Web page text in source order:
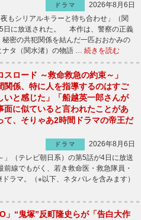
ドラマ
2026年8月6日
もシリアルキラーと待ち合わせ」（関
日に放送された。 本作は、警察の正義
密の共犯関係を結んだ一匹おおかみの
ナタ（関水渚）の物語 … 続きを読む
スロード ～救命救急の約束～」
関係、特に人を指導するのはすご
いと感じた」「船越英一郎さんが
面に似ていると言われたことがあ
て、そりゃあ2時間ドラマの帝王だ
ドラマ
2026年8月6日
（テレビ朝日系）の第5話が4日に放送
線でもがく、若き救命医・救急隊員・
ラマ。（※以下、ネタバレを含みます）
」“鬼塚”反町隆史らが「告白大作